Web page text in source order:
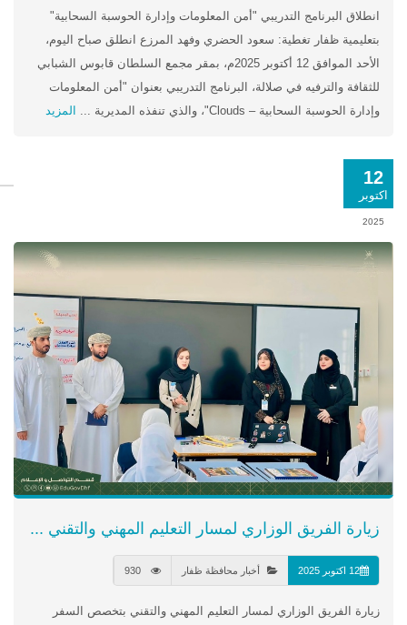
انطلاق البرنامج التدريبي "أمن المعلومات وإدارة الحوسبة السحابية"
بتعليمية ظفار تغطية: سعود الحضري وفهد المرزع انطلق صباح اليوم،
الأحد الموافق 12 أكتوبر 2025م، بمقر مجمع السلطان قابوس الشبابي
للثقافة والترفيه في صلالة، البرنامج التدريبي بعنوان "أمن المعلومات
وإدارة الحوسبة السحابية – Clouds"، والذي تنفذه المديرية ...
المزيد
12
اكتوبر
2025
زيارة الفريق الوزاري لمسار التعليم المهني والتقني ...
12 اكتوبر 2025 أخبار محافظة ظفار
زيارة الفريق الوزاري لمسار التعليم المهني والتقني بتخصص السفر